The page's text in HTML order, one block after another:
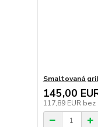
Smaltovaná
145,00
117,89 EUR bez